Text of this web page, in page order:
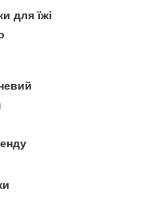
для їжі